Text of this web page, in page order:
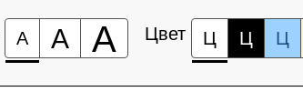
А А А Цвет Ц Ц Ц